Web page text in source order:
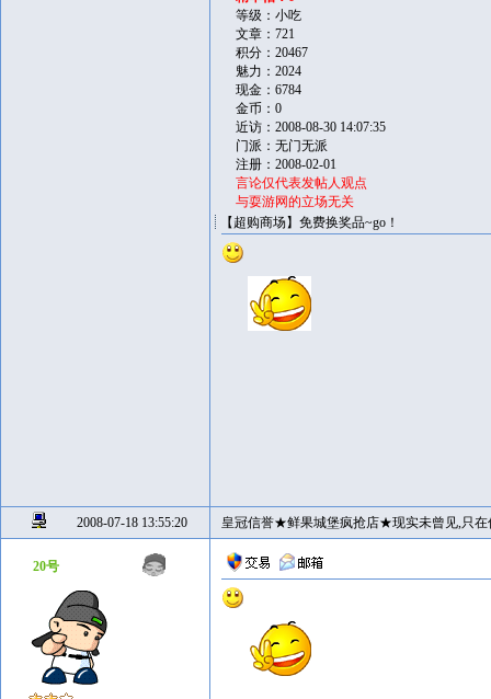
等级：小吃
文章：721
积分：20467
魅力：2024
现金：6784
金币：0
近访：2008-08-30 14:07:35
门派：无门无派
注册：2008-02-01
言论仅代表发帖人观点
与耍游网的立场无关
【超购商场】免费换奖品~go！
2008-07-18 13:55:20 皇冠信誉★鲜果城堡疯抢店★现实未曾见,只在
20号